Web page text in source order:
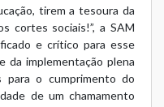
tirem a tesoura da
cortes sociais!”, a SAM
e crítico para esse
da implementação plena
para o cumprimento do
de um chamamento